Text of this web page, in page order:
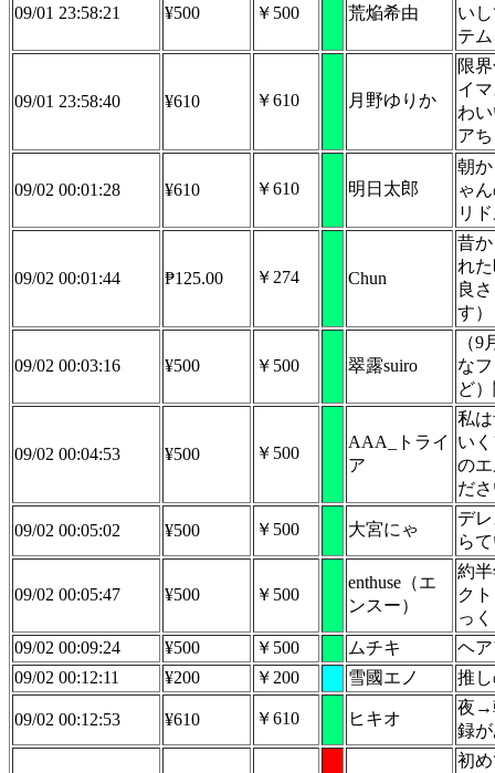
09/01 23:58:21 ¥500 ￥500 荒焔希由
い
テ
09/01 23:58:40 ¥610 ￥610 月野ゆりか
限
イ
わ
ア
09/02 00:01:28 ¥610 ￥610 明日太郎
朝
ゃ
リ
09/02 00:01:44 ₱125.00 ￥274 Chun
昔
れ
良
す
09/02 00:03:16 ¥500 ￥500 翠露suiro
（
な
ど
09/02 00:04:53 ¥500 ￥500
AAA_トライ
ア
私
い
の
だ
09/02 00:05:02 ¥500 ￥500 大宮にゃ
デ
ら
09/02 00:05:47 ¥500 ￥500
enthuse（エ
ンスー）
約
ク
っ
09/02 00:09:24
¥500 ￥500 ムチキ
ヘ
09/02 00:12:11
¥200 ￥200 雪國エノ 推
09/02 00:12:53 ¥610 ￥610 ヒキオ
夜→
録
初